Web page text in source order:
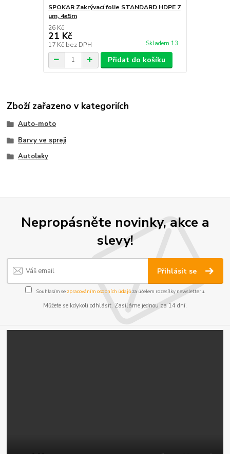
SPOKAR Zakrývací folie STANDARD HDPE 7
µm, 4x5m
26 Kč
21 Kč
17 Kč bez DPH Skladem 13
Přidat do košíku
Zboží zařazeno v kategoriích
Auto-moto
Barvy ve spreji
Autolaky
Nepropásněte novinky, akce a
slevy!
Přihlásit se
Souhlasím se zpracováním osobních údajůza účelem rozesílky newsletteru.
Můžete se kdykoli odhlásit. Zasíláme jednou za 14 dní.